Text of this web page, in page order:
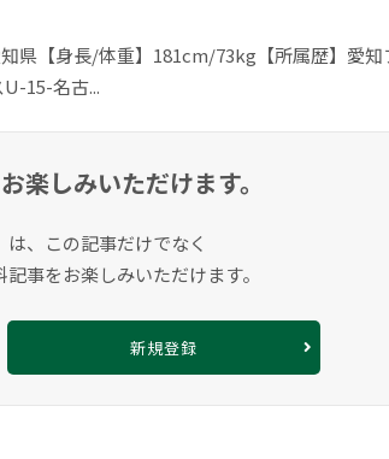
県【身長/体重】181cm/73kg【所属歴】愛知
15-名古...
楽しみいただけます。
、この記事だけでなく
事をお楽しみいただけます。
新規登録